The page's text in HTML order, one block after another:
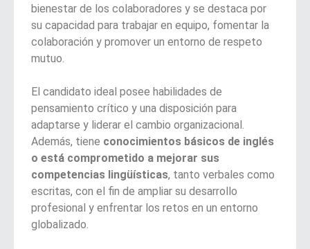
bienestar de los colaboradores y se destaca por
su capacidad para trabajar en equipo, fomentar la
colaboración y promover un entorno de respeto
mutuo.
El candidato ideal posee habilidades de
pensamiento crítico y una disposición para
adaptarse y liderar el cambio organizacional.
Además, tiene conocimientos básicos de inglés
o está comprometido a mejorar sus
competencias lingüísticas, tanto verbales como
escritas, con el fin de ampliar su desarrollo
profesional y enfrentar los retos en un entorno
globalizado.